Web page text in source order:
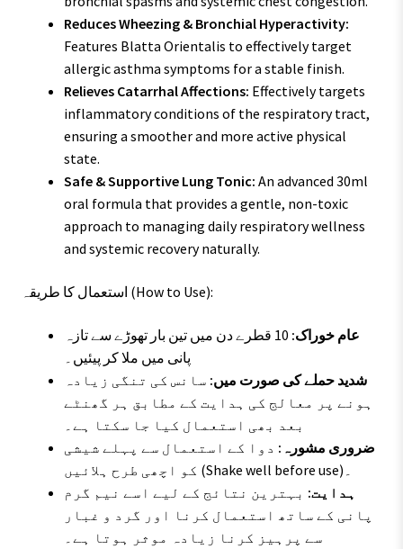
Reduces Wheezing & Bronchial Hyperactivity:
Features Blatta Orientalis to effectively target
allergic asthma symptoms for a stable finish.
Relieves Catarrhal Affections: Effectively targets
inflammatory conditions of the respiratory tract,
ensuring a smoother and more active physical
state.
Safe & Supportive Lung Tonic: An advanced 30ml
oral formula that provides a gentle, non-toxic
approach to managing daily respiratory wellness
and systemic recovery naturally.
استعمال کا طریقہ (How to Use):
عام خوراک:
10 قطرے دن میں تین بار تھوڑے سے تازہ
پانی میں ملا کر پیئیں۔
شدید حملے کی صورت میں: سانس کی تنگی زیادہ
ہونے پر معالج کی ہدایت کے مطابق ہر گھنٹے
بعد بھی استعمال کیا جا سکتا ہے۔
ضروری مشورہ: دوا کے استعمال سے پہلے شیشی
ہدایت: بہترین نتائج کے لیے اسے نیم گرم
پانی کے ساتھ استعمال کرنا اور گرد و غبار
سے پرہیز کرنا زیادہ موثر ہوتا ہے۔